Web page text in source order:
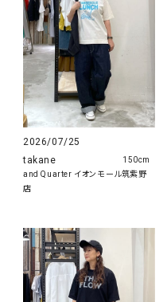
2026/07/25
takane
and Quarter イオンモール筑紫野
店
150cm